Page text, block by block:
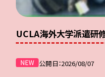
UCLA海外大学派遣研
公開日 2026/08/07